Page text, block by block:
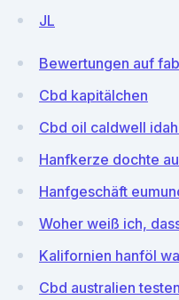
JL
Bewertungen auf
Cbd kapitälchen
Cbd oil caldwell
Hanfkerze dochte
Hanfgeschäft
Woher weiß ich,
Kalifornien hanföl
Cbd australien testen